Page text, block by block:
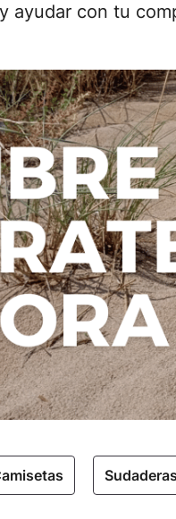
ayudar con tu
Sudaderas